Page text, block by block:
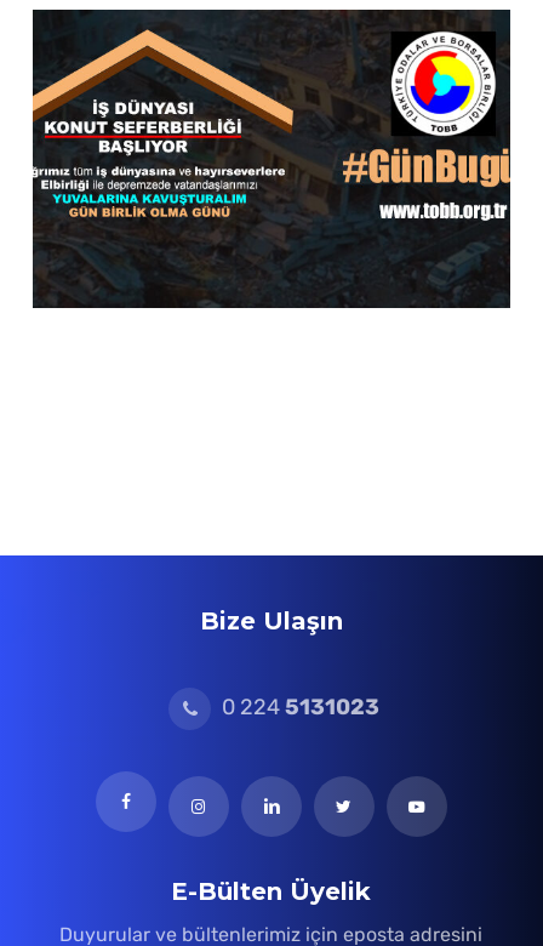
Bize Ulaşın
0 2245131023
E-Bülten Üyelik
Duyurular ve bültenlerimiz için eposta adresini